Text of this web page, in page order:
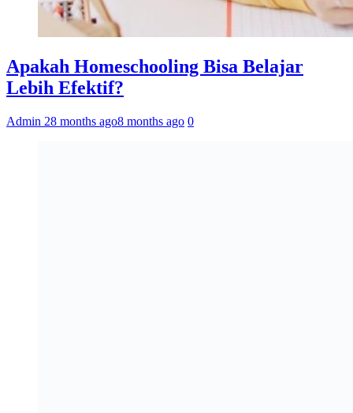
Apakah Homeschooling Bisa Belajar
Lebih Efektif?
Admin 28 months ago8 months ago 0